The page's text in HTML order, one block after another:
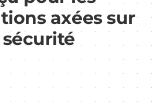
axées sur